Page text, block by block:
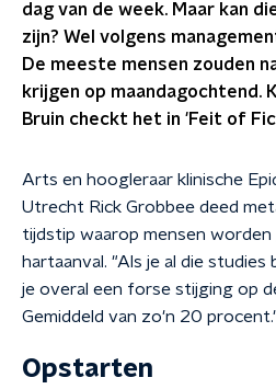
dag van de week. Maar kan
zijn? Wel volgens
De meeste mensen zouden
krijgen op maandagochtend.
Bruin checkt het in 'Feit of
Arts en hoogleraar klinische
Utrecht Rick Grobbee deed
tijdstip waarop mensen
hartaanval. "Als je al die studies
je overal een forse stijging op
Gemiddeld van zo'n 20
Opstarten